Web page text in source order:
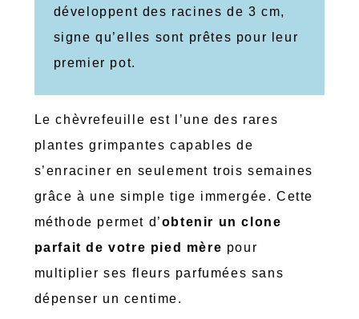
développent des racines de 3 cm,
signe qu’elles sont prêtes pour leur
premier pot.
Le chèvrefeuille est l’une des rares
plantes grimpantes capables de
s’enraciner en seulement trois semaines
grâce à une simple tige immergée. Cette
méthode permet d’obtenir un clone
parfait de votre pied mère pour
multiplier ses fleurs parfumées sans
dépenser un centime.